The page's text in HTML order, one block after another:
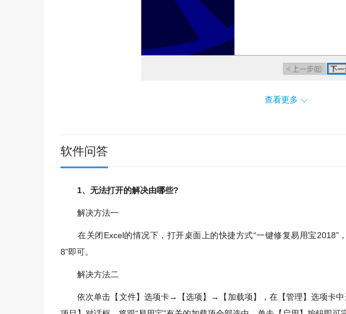
查看更多
软件问答
1、无法打开的解决由哪些?
解决方法一
在关闭Excel的情况下，打开桌面上的快捷方式“一键修复易用宝2018”
8”即可。
解决方法二
依次单击【文件】选项卡→【选项】→【加载项】，在【管理】选项卡中